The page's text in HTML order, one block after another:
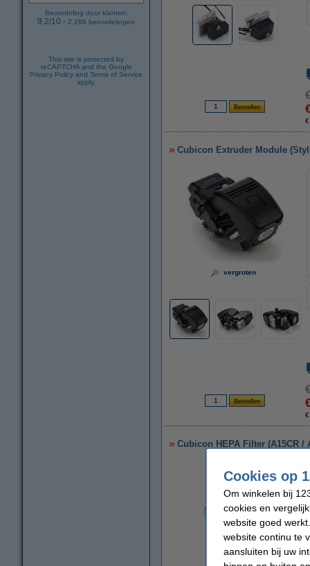
Beoordeling door klanten:
9.2/10 - 2.288 beoordelingen
This site is protected by
reCAPTCHA and the Google
Privacy Policy and Terms of Service
apply.
Cubicon Extruder Module
vergroten
Cubicon HEPA Filter (A15CR /
Cookies op
Om winkelen bij
cookies en
website goed
website continu te
aansluiten bij uw